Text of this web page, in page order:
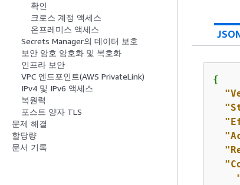
확인
크로스 계정 액세스
온프레미스 액세스
Secrets Manager의 데이터 보호
보안 암호 암호화 및 복호화
인프라 보안
VPC 엔드포인트(AWS PrivateLink)
IPv4 및 IPv6 액세스
복원력
포스트 양자 TLS
문제 해결
할당량
문서 기록
{